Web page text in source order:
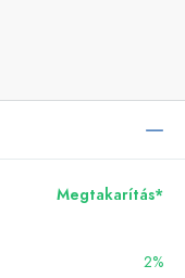
Megtakarítás*
2%